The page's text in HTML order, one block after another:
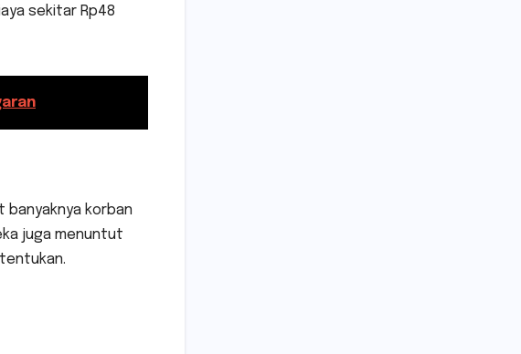
sekitar Rp48
banyaknya korban
juga menuntut